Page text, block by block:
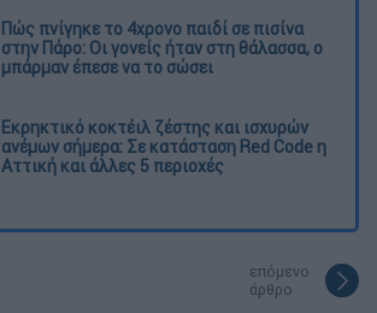
Πώς πνίγηκε το 4χρονο παιδί σε πισίνα
στην Πάρο: Οι γονείς ήταν στη θάλασσα, ο
μπάρμαν έπεσε να το σώσει
Εκρηκτικό κοκτέιλ ζέστης και ισχυρών
ανέμων σήμερα: Σε κατάσταση Red Code η
Αττική και άλλες 5 περιοχές
επόμενο
άρθρο